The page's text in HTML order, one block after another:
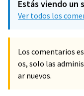
Estás viendo un
Ver todos los
Los comentarios
os, solo las
ar nuevos.